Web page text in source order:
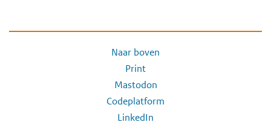
Naar boven
Print
Mastodon
Codeplatform
LinkedIn